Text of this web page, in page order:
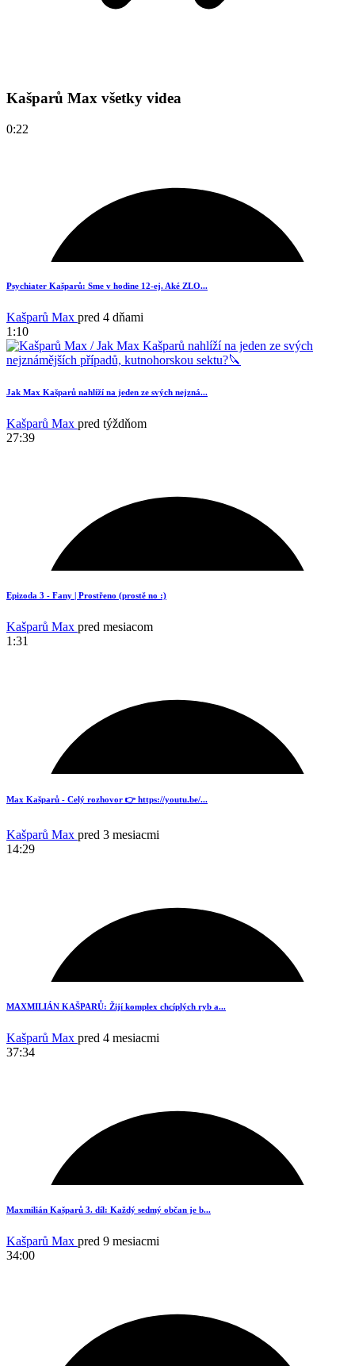
Kašparů Max všetky videa
0:22
Psychiater Kašparů: Sme v hodine 12-ej. Aké ZLO...
Kašparů Max pred 4 dňami
1:10
Jak Max Kašparů nahlíží na jeden ze svých nejzná...
Kašparů Max pred týždňom
27:39
1
Epizoda 3 - Fany | Prostřeno (prostě no :)
Kašparů Max pred mesiacom
1:31
19
Max Kašparů - Celý rozhovor 👉 https://youtu.be/...
Kašparů Max pred 3 mesiacmi
14:29
17
MAXMILIÁN KAŠPARŮ: Žijí komplex chcíplých ryb a...
Kašparů Max pred 4 mesiacmi
37:34
Maxmilián Kašparů 3. díl: Každý sedmý občan je b...
Kašparů Max pred 9 mesiacmi
34:00